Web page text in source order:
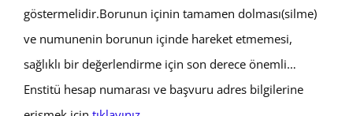
göstermelidir.Borunun içinin tamamen dolması(silme)
ve numunenin borunun içinde hareket etmemesi,
sağlıklı bir değerlendirme için son derece önemli…
Enstitü hesap numarası ve başvuru adres bilgilerine